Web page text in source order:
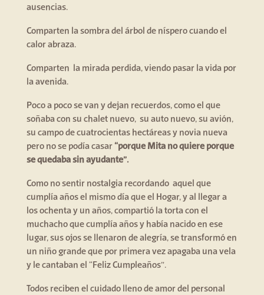
ausencias.
Comparten la sombra del árbol de níspero cuando el
calor abraza.
Comparten la mirada perdida, viendo pasar la vida por
la avenida.
Poco a poco se van y dejan recuerdos, como el que
soñaba con su chalet nuevo, su auto nuevo, su avión,
su campo de cuatrocientas hectáreas y novia nueva
pero no se podía casar“porque Mita no quiere porque
se quedaba sin ayudante”.
Como no sentir nostalgia recordando aquel que
cumplía años el mismo día que el Hogar, y al llegar a
los ochenta y un años, compartió la torta con el
muchacho que cumplía años y había nacido en ese
lugar, sus ojos se llenaron de alegría, se transformó en
un niño grande que por primera vez apagaba una vela
y le cantaban el “Feliz Cumpleaños”.
Todos reciben el cuidado lleno de amor del personal